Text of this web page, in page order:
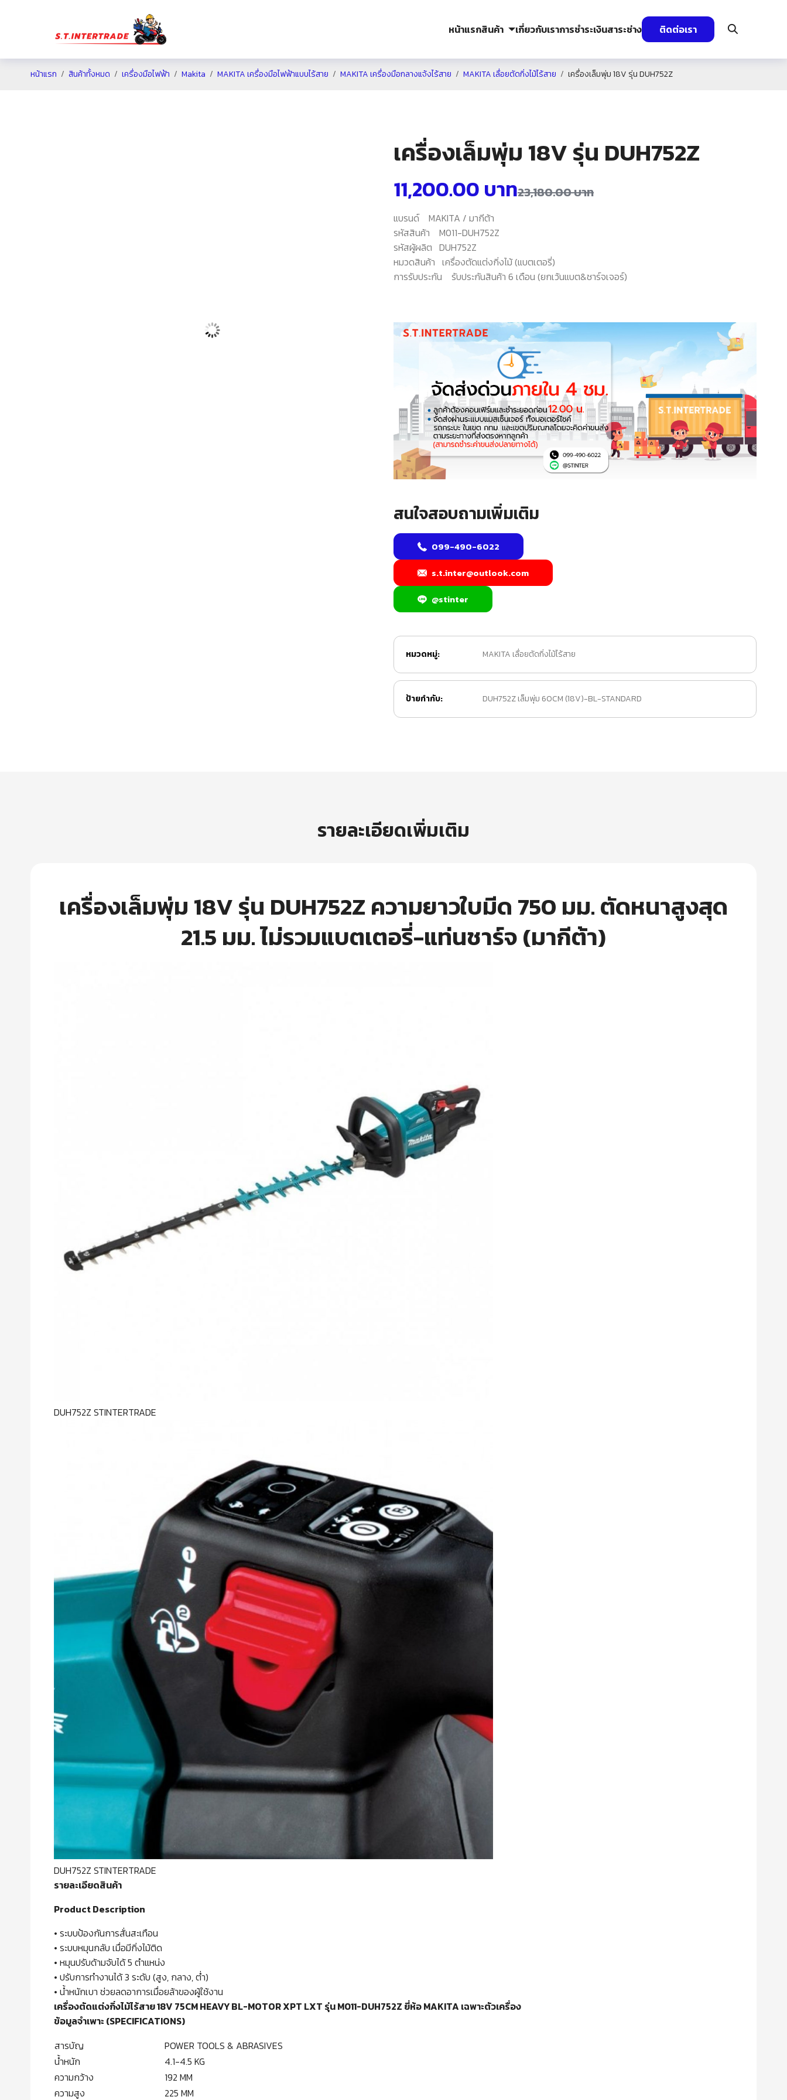
หน้าแรกสินค้า เกี่ยวกับเราการชำระเงินสาระช่าง ติดต่อเรา
หน้าแรก สินค้าทั้งหมด เครื่องมือไฟฟ้า Makita MAKITA เครื่องมือไฟฟ้าแบบไร้สาย MAKITA เครื่องมือกลางแจ้งไร้สาย MAKITA เลื่อยตัดกิ่งไม้ไร้สาย เครื่องเล็มพุ่ม 18V รุ่น DUH752Z
เครื่องเล็มพุ่ม 18V รุ่น DUH752Z
23,180.00บาท
11,200.00 บาท
แบรนด์ MAKITA / มากีต้า
รหัสสินค้า M011-DUH752Z
รหัสผู้ผลิต DUH752Z
หมวดสินค้า เครื่องตัดแต่งกิ่งไม้ (แบตเตอรี่)
การรับประกัน รับประกันสินค้า 6 เดือน (ยกเว้นแบต&ชาร์จเจอร์)
สนใจสอบถามเพิ่มเติม
099-490-6022
s.t.inter@outlook.com
@stinter
หมวดหมู่: MAKITA เลื่อยตัดกิ่งไม้ไร้สาย
ป้ายกำกับ: DUH752Z เล็มพุ่ม 60CM (18V)-BL-STANDARD
รายละเอียดเพิ่มเติม
เครื่องเล็มพุ่ม 18V รุ่น DUH752Z ความยาวใบมีด 750 มม. ตัดหนาสูงสุด
21.5 มม. ไม่รวมแบตเตอรี่-แท่นชาร์จ (มากีต้า)
DUH752Z STINTERTRADE
DUH752Z STINTERTRADE
รายละเอียดสินค้า
Product Description
• ระบบป้องกันการสั่นสะเทือน
• ระบบหมุนกลับ เมื่อมีกิ่งไม้ติด
• หมุนปรับด้ามจับได้ 5 ตำแหน่ง
• ปรับการทำงานได้ 3 ระดับ (สูง, กลาง, ต่ำ)
• น้ำหนักเบา ช่วยลดอาการเมื่อยล้าของผู้ใช้งาน
เครื่องตัดแต่งกิ่งไม้ไร้สาย 18V 75CM HEAVY BL-MOTOR XPT LXT รุ่น M011-DUH752Z ยี่ห้อ MAKITA เฉพาะตัวเครื่อง
ข้อมูลจำเพาะ (SPECIFICATIONS)
สารบัญ
POWER TOOLS & ABRASIVES
น้ำหนัก
4.1-4.5 KG
ความกว้าง
192 MM
ความสูง
225 MM